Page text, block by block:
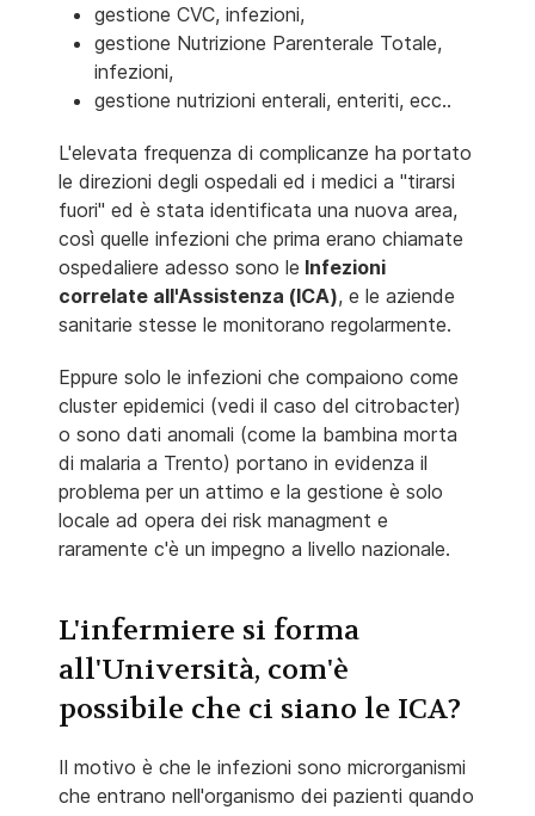
gestione CVC, infezioni,
gestione Nutrizione Parenterale Totale,
infezioni,
gestione nutrizioni enterali, enteriti, ecc..
L'elevata frequenza di complicanze ha portato
le direzioni degli ospedali ed i medici a "tirarsi
fuori" ed è stata identificata una nuova area,
così quelle infezioni che prima erano chiamate
ospedaliere adesso sono le Infezioni
correlate all'Assistenza (ICA), e le aziende
sanitarie stesse le monitorano regolarmente.
Eppure solo le infezioni che compaiono come
cluster epidemici (vedi il caso del citrobacter)
o sono dati anomali (come la bambina morta
di malaria a Trento) portano in evidenza il
problema per un attimo e la gestione è solo
locale ad opera dei risk managment e
raramente c'è un impegno a livello nazionale.
L'infermiere si forma
all'Università, com'è
possibile che ci siano le ICA?
Il motivo è che le infezioni sono microrganismi
che entrano nell'organismo dei pazienti quando